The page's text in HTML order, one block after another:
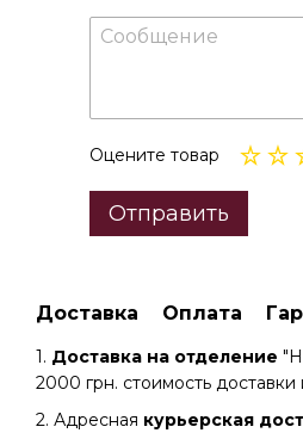
Оцените товар
Отправить
Доставка Оплата
1. Доставка на отделение
2000 грн. стоимость доставки
2. Адресная курьерская